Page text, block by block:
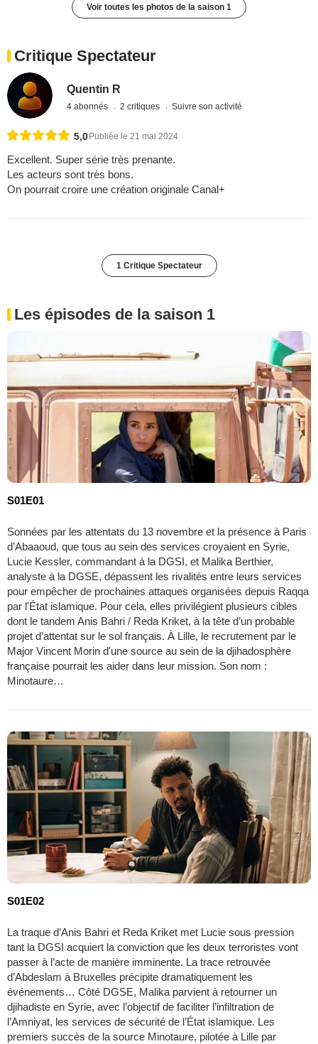
Voir toutes les photos de la saison 1
Critique Spectateur
Quentin R
4 abonnés 2 critiques Suivre son activité
5,0Publiée le 21 mai 2024
Excellent. Super série très prenante.
Les acteurs sont très bons.
On pourrait croire une création originale Canal+
1 Critique Spectateur
Les épisodes de la saison 1
S01E01
Sonnées par les attentats du 13 novembre et la présence à Paris
d’Abaaoud, que tous au sein des services croyaient en Syrie,
Lucie Kessler, commandant à la DGSI, et Malika Berthier,
analyste à la DGSE, dépassent les rivalités entre leurs services
pour empêcher de prochaines attaques organisées depuis Raqqa
par l'État islamique. Pour cela, elles privilégient plusieurs cibles
dont le tandem Anis Bahri / Reda Kriket, à la tête d’un probable
projet d’attentat sur le sol français. À Lille, le recrutement par le
Major Vincent Morin d'une source au sein de la djihadosphère
française pourrait les aider dans leur mission. Son nom :
Minotaure…
S01E02
La traque d’Anis Bahri et Reda Kriket met Lucie sous pression
tant la DGSI acquiert la conviction que les deux terroristes vont
passer à l’acte de manière imminente. La trace retrouvée
d’Abdeslam à Bruxelles précipite dramatiquement les
événements… Côté DGSE, Malika parvient à retourner un
djihadiste en Syrie, avec l’objectif de faciliter l’infiltration de
l’Amniyat, les services de sécurité de l’État islamique. Les
premiers succès de la source Minotaure, pilotée à Lille par